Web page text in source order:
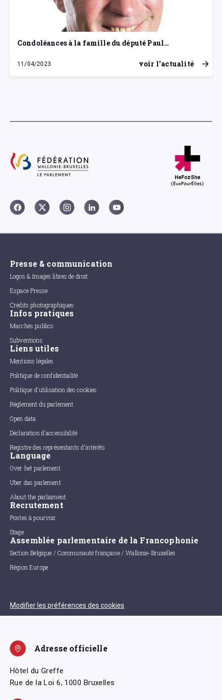
Condoléances à la famille du député Paul…
11/04/2023
mardi 11 avril 2023 voir l’actualité
Presse & communication
Logos & Images libres de droit
Espace Presse
Crédits photographiques
Infos pratiques
Marchés publics
Subventions
Liens utiles
Mentions légales
Politique de confidentialité
Politique d'utilisation des cookies
Règlement du parlement
Open data
Déclaration d'accessibilité
Registre des représentants d'intérêts
Language
Over het parlement
Uber das parlement
About the parliament
Recrutement
Postes à pourvoir
Stage
Assemblée parlementaire de la Francophonie
Section Belgique / Communauté française / Wallonie-Bruxelles
Région Europe
Modifier les préférences des cookies
Adresse officielle
Hôtel du Greffe
Rue de la Loi 6, 1000 Bruxelles